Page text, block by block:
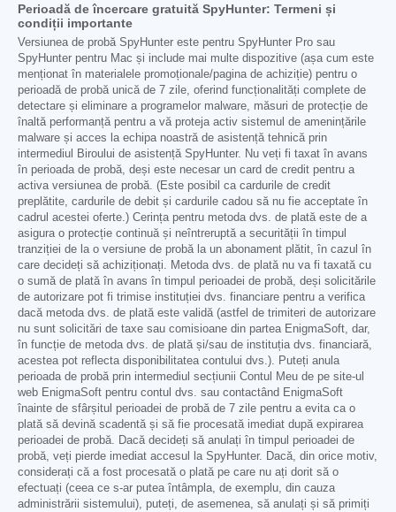
Perioadă de încercare gratuită SpyHunter: Termeni și
condiții importante
Versiunea de probă SpyHunter este pentru SpyHunter Pro sau
SpyHunter pentru Mac și include mai multe dispozitive (așa cum este
menționat în materialele promoționale/pagina de achiziție) pentru o
perioadă de probă unică de 7 zile, oferind funcționalități complete de
detectare și eliminare a programelor malware, măsuri de protecție de
înaltă performanță pentru a vă proteja activ sistemul de amenințările
malware și acces la echipa noastră de asistență tehnică prin
intermediul Biroului de asistență SpyHunter. Nu veți fi taxat în avans
în perioada de probă, deși este necesar un card de credit pentru a
activa versiunea de probă. (Este posibil ca cardurile de credit
preplătite, cardurile de debit și cardurile cadou să nu fie acceptate în
cadrul acestei oferte.) Cerința pentru metoda dvs. de plată este de a
asigura o protecție continuă și neîntreruptă a securității în timpul
tranziției de la o versiune de probă la un abonament plătit, în cazul în
care decideți să achiziționați. Metoda dvs. de plată nu va fi taxată cu
o sumă de plată în avans în timpul perioadei de probă, deși solicitările
de autorizare pot fi trimise instituției dvs. financiare pentru a verifica
dacă metoda dvs. de plată este validă (astfel de trimiteri de autorizare
nu sunt solicitări de taxe sau comisioane din partea EnigmaSoft, dar,
în funcție de metoda dvs. de plată și/sau de instituția dvs. financiară,
acestea pot reflecta disponibilitatea contului dvs.). Puteți anula
perioada de probă prin intermediul secțiunii Contul Meu de pe site-ul
web EnigmaSoft pentru contul dvs. sau contactând EnigmaSoft
înainte de sfârșitul perioadei de probă de 7 zile pentru a evita ca o
plată să devină scadentă și să fie procesată imediat după expirarea
perioadei de probă. Dacă decideți să anulați în timpul perioadei de
probă, veți pierde imediat accesul la SpyHunter. Dacă, din orice motiv,
considerați că a fost procesată o plată pe care nu ați dorit să o
efectuați (ceea ce s-ar putea întâmpla, de exemplu, din cauza
administrării sistemului), puteți, de asemenea, să anulați și să primiți